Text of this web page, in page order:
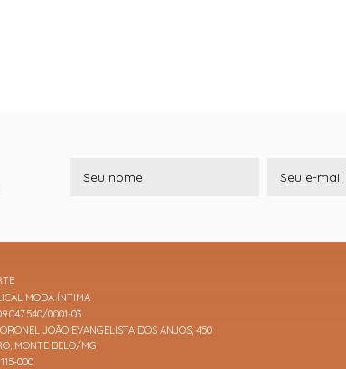
MODA ÍNTIMA
0001-03
JOÃO EVANGELISTA DOS ANJOS, 450
MONTE BELO/MG
000